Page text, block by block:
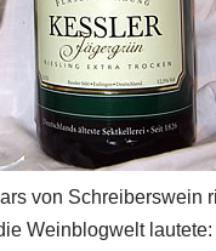
von Schreiberswein
Weinblogwelt